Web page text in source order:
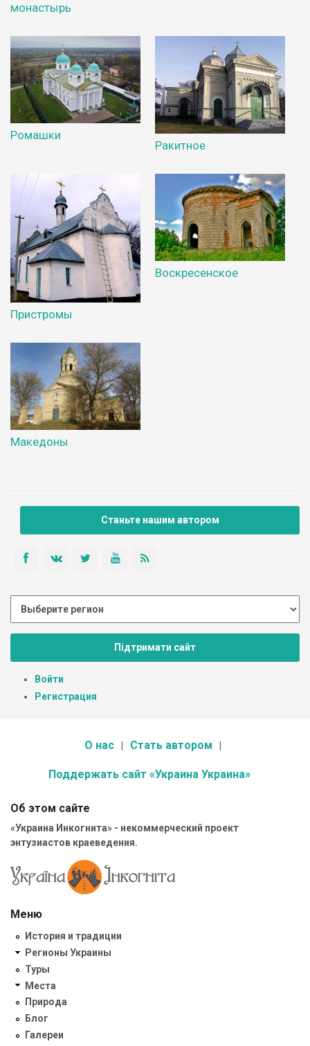
монастырь
Ромашки
Ракитное
Пристромы
Воскресенское
Македоны
Станьте нашим автором
Підтримати сайт
Войти
Регистрация
О нас Стать автором
Поддержать сайт «Украина Украина»
Об этом сайте
«Украина Инкогнита» - некоммерческий проект
энтузиастов краеведения.
Меню
История и традиции
Регионы Украины
Туры
Места
Природа
Блог
Галереи